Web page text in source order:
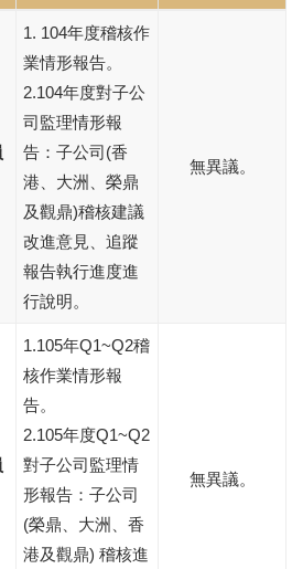
1. 104年度稽核作
業情形報告。
2.104年度對子公
司監理情形報
告：子公司(香
港、大洲、榮鼎
及觀鼎)稽核建議
改進意見、追蹤
報告執行進度進
行說明。
無異議。
1.105年Q1~Q2稽
核作業情形報
告。
2.105年度Q1~Q2
對子公司監理情
形報告：子公司
(榮鼎、大洲、香
港及觀鼎) 稽核進
無異議。